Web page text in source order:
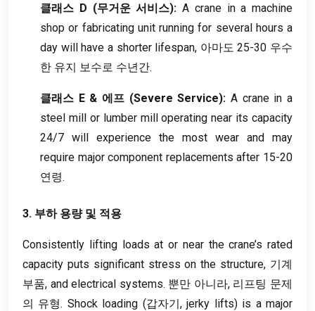
클래스 D (무거운 서비스): A crane in a machine
shop or fabricating unit running for several hours a
day will have a shorter lifespan, 아마도 25-30 우수
한 유지 보수로 수년간.
클래스 E & 에프 (Severe Service): A crane in a
steel mill or lumber mill operating near its capacity
24/7 will experience the most wear and may
require major component replacements after 15-20
연령.
3. 부하 용량 및 적용
Consistently lifting loads at or near the crane’s rated
capacity puts significant stress on the structure, 기계
부품, and electrical systems. 뿐만 아니라, 리프팅 문제
의 유형. Shock loading (갑자기,jerky lifts) is a major